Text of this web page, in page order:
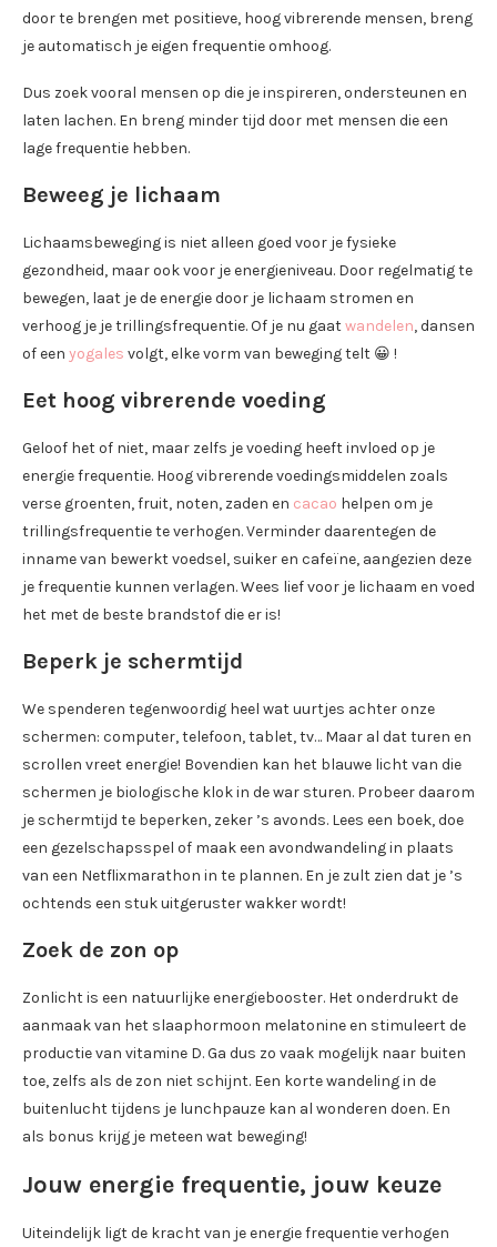
door te brengen met positieve, hoog vibrerende mensen, breng
je automatisch je eigen frequentie omhoog.
Dus zoek vooral mensen op die je inspireren, ondersteunen en
laten lachen. En breng minder tijd door met mensen die een
lage frequentie hebben.
Beweeg je lichaam
Lichaamsbeweging is niet alleen goed voor je fysieke
gezondheid, maar ook voor je energieniveau. Door regelmatig te
bewegen, laat je de energie door je lichaam stromen en
verhoog je je trillingsfrequentie. Of je nu gaatwandelen, dansen
of een yogales volgt, elke vorm van beweging telt 😀 !
Eet hoog vibrerende voeding
Geloof het of niet, maar zelfs je voeding heeft invloed op je
energie frequentie. Hoog vibrerende voedingsmiddelen zoals
verse groenten, fruit, noten, zaden en cacao helpen om je
trillingsfrequentie te verhogen. Verminder daarentegen de
inname van bewerkt voedsel, suiker en cafeïne, aangezien deze
je frequentie kunnen verlagen. Wees lief voor je lichaam en voed
het met de beste brandstof die er is!
Beperk je schermtijd
We spenderen tegenwoordig heel wat uurtjes achter onze
schermen: computer, telefoon, tablet, tv… Maar al dat turen en
scrollen vreet energie! Bovendien kan het blauwe licht van die
schermen je biologische klok in de war sturen. Probeer daarom
je schermtijd te beperken, zeker ’s avonds. Lees een boek, doe
een gezelschapsspel of maak een avondwandeling in plaats
van een Netflixmarathon in te plannen. En je zult zien dat je ’s
ochtends een stuk uitgeruster wakker wordt!
Zoek de zon op
Zonlicht is een natuurlijke energiebooster. Het onderdrukt de
aanmaak van het slaaphormoon melatonine en stimuleert de
productie van vitamine D. Ga dus zo vaak mogelijk naar buiten
toe, zelfs als de zon niet schijnt. Een korte wandeling in de
buitenlucht tijdens je lunchpauze kan al wonderen doen. En
als bonus krijg je meteen wat beweging!
Jouw energie frequentie, jouw keuze
Uiteindelijk ligt de kracht van je energie frequentie verhogen